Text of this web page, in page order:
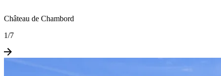
Château de Chambord
1/7